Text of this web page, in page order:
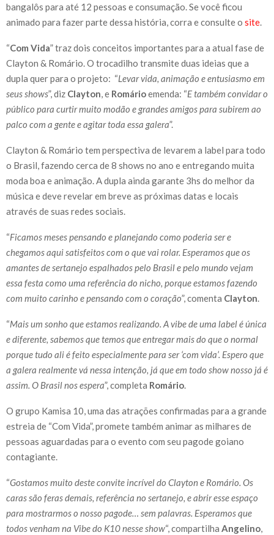
bangalôs para até 12 pessoas e consumação. Se você ficou
animado para fazer parte dessa história, corra e consulte o site.
“Com Vida” traz dois conceitos importantes para a atual fase de
Clayton & Romário. O trocadilho transmite duas ideias que a
dupla quer para o projeto: “Levar vida, animação e entusiasmo em
seus shows”, diz Clayton, e Romárioemenda: “E também convidar o
público para curtir muito modão e grandes amigos para subirem ao
palco com a gente e agitar toda essa galera”.
Clayton & Romário tem perspectiva de levarem a label para todo
o Brasil, fazendo cerca de 8 shows no ano e entregando muita
moda boa e animação. A dupla ainda garante 3hs do melhor da
música e deve revelar em breve as próximas datas e locais
através de suas redes sociais.
“Ficamos meses pensando e planejando como poderia ser e
chegamos aqui satisfeitos com o que vai rolar. Esperamos que os
amantes de sertanejo espalhados pelo Brasil e pelo mundo vejam
essa festa como uma referência do nicho, porque estamos fazendo
com muito carinho e pensando com o coração”, comenta Clayton.
“Mais um sonho que estamos realizando. A vibe de uma label é única
e diferente, sabemos que temos que entregar mais do que o normal
porque tudo ali é feito especialmente para ser ‘com vida’. Espero que
a galera realmente vá nessa intenção, já que em todo show nosso já é
assim. O Brasil nos espera”, completa Romário.
O grupo Kamisa 10, uma das atrações confirmadas para a grande
estreia de “Com Vida”, promete também animar as milhares de
pessoas aguardadas para o evento com seu pagode goiano
contagiante.
“Gostamos muito deste convite incrível do Clayton e Romário. Os
caras são feras demais, referência no sertanejo, e abrir esse espaço
para mostrarmos o nosso pagode… sem palavras. Esperamos que
todos venham na Vibe do K10 nesse show“, compartilha Angelino,